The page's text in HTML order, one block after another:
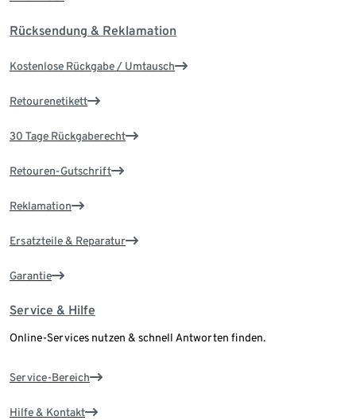
Rücksendung & Reklamation
Kostenlose Rückgabe / Umtausch
Retourenetikett
30 Tage Rückgaberecht
Retouren-Gutschrift
Reklamation
Ersatzteile & Reparatur
Garantie
Service & Hilfe
Online-Services nutzen & schnell Antworten finden.
Service-Bereich
Hilfe & Kontakt